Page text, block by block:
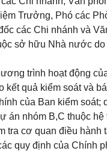
Trưởng, Phó các
các Chi nhánh và
sở hữu Nhà nước
trình hoạt động
kết quả kiểm soát và
của Ban kiểm soát;
án nhóm B,C thuộc hệ
tra cơ quan điều hành
quy định của Chính